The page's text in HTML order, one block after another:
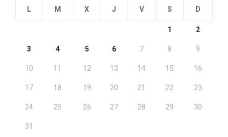
L M X J V S D
1 2
3 4 5 6 7 8 9
10 11 12 13 14 15 16
17 18 19 20 21 22 23
24 25 26 27 28 29 30
31